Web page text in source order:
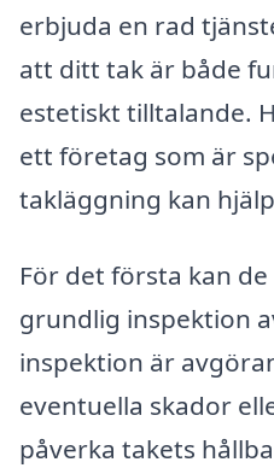
erbjuda en rad
att ditt tak är både
estetiskt tilltalande.
ett företag som är
takläggning kan
För det första kan
grundlig inspektion
inspektion är
eventuella skador
påverka takets